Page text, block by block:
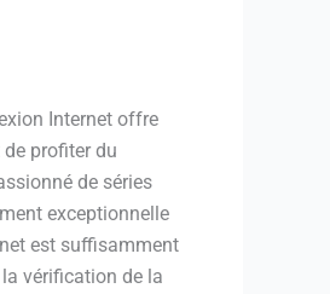
Internet offre
profiter du
de séries
exceptionnelle
est suffisamment
vérification de la